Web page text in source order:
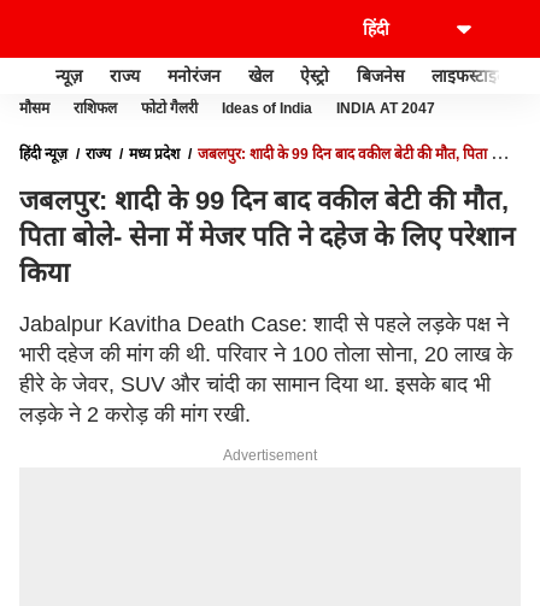
न्यूज़ राज्य मनोरंजन खेल ऐस्ट्रो बिजनेस लाइफस्टाइल
मौसम राशिफल फोटो गैलरी Ideas of India INDIA AT 2047
हिंदी न्यूज़ राज्य मध्य प्रदेश
जबलपुर: शादी के 99 दिन बाद वकील बेटी की मौत, पिता बोले-
जबलपुर: शादी के 99 दिन बाद वकील बेटी की मौत,
पिता बोले- सेना में मेजर पति ने दहेज के लिए परेशान
किया
Jabalpur Kavitha Death Case: शादी से पहले लड़के पक्ष ने
भारी दहेज की मांग की थी. परिवार ने 100 तोला सोना, 20 लाख के
हीरे के जेवर, SUV और चांदी का सामान दिया था. इसके बाद भी
लड़के ने 2 करोड़ की मांग रखी.
Advertisement